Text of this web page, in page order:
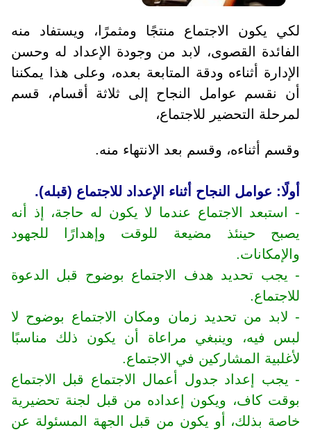
لكي يكون الاجتماع منتجًا ومثمرًا، ويستفاد منه
الفائدة القصوى، لابد من وجودة الإعداد له وحسن
الإدارة أثناءه ودقة المتابعة بعده، وعلى هذا يمكننا
أن نقسم عوامل النجاح إلى ثلاثة أقسام، قسم
لمرحلة التحضير للاجتماع،
وقسم أثناءه، وقسم بعد الانتهاء منه.
أولًا: عوامل النجاح أثناء الإعداد للاجتماع (قبله).
- استبعد الاجتماع عندما لا يكون له حاجة، إذ أنه
يصبح حينئذ مضيعة للوقت وإهدارًا للجهود
والإمكانات.
- يجب تحديد هدف الاجتماع بوضوح قبل الدعوة
للاجتماع.
- لابد من تحديد زمان ومكان الاجتماع بوضوح لا
لبس فيه، وينبغي مراعاة أن يكون ذلك مناسبًا
لأغلبية المشاركين في الاجتماع.
- يجب إعداد جدول أعمال الاجتماع قبل الاجتماع
بوقت كاف، ويكون إعداده من قبل لجنة تحضيرية
خاصة بذلك، أو يكون من قبل الجهة المسئولة عن